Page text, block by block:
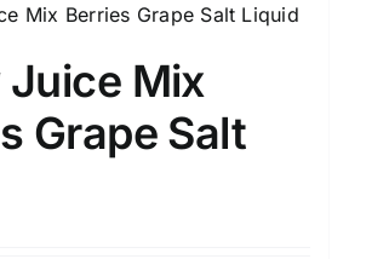
Mix
Grape Salt